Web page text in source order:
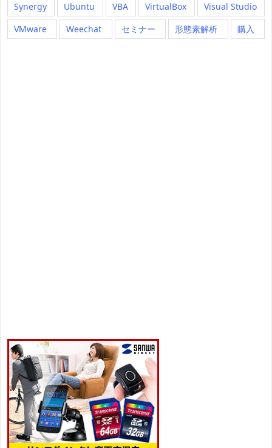
Synergy
Ubuntu VBA VirtualBox
Visual Studio
VMware
Weechat セミナー 形態素解析 購入